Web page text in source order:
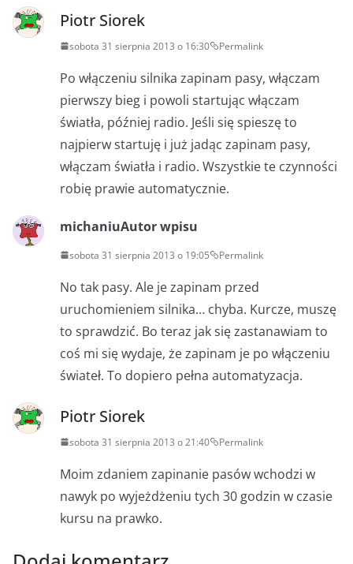
Piotr Siorek
sobota 31 sierpnia 2013 o 16:30 Permalink
Po włączeniu silnika zapinam pasy, włączam
pierwszy bieg i powoli startując włączam
światła, później radio. Jeśli się spieszę to
najpierw startuję i już jadąc zapinam pasy,
włączam światła i radio. Wszystkie te czynności
robię prawie automatycznie.
michaniuAutor wpisu
sobota 31 sierpnia 2013 o 19:05 Permalink
No tak pasy. Ale je zapinam przed
uruchomieniem silnika… chyba. Kurcze, muszę
to sprawdzić. Bo teraz jak się zastanawiam to
coś mi się wydaje, że zapinam je po włączeniu
świateł. To dopiero pełna automatyzacja.
Piotr Siorek
sobota 31 sierpnia 2013 o 21:40 Permalink
Moim zdaniem zapinanie pasów wchodzi w
nawyk po wyjeżdżeniu tych 30 godzin w czasie
kursu na prawko.